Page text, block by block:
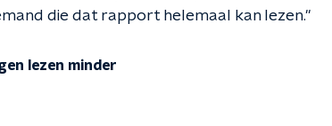
die dat rapport helemaal kan lezen."
lezen minder